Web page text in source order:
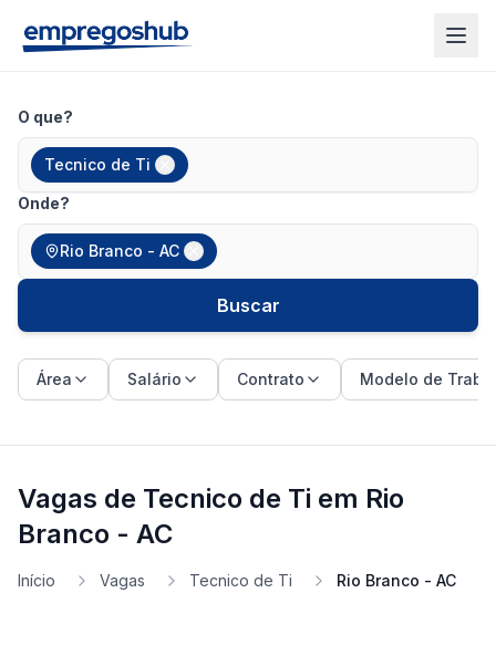
O que?
Tecnico de Ti
Onde?
Rio Branco - AC
Buscar
Área Salário Contrato Modelo de
Vagas de Tecnico de Ti em Rio
Branco - AC
Início Vagas Tecnico de Ti Rio Branco - AC